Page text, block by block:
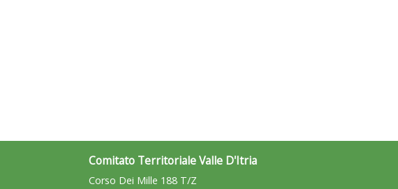
Comitato Territoriale Valle D'Itria
Corso Dei Mille 188 T/Z